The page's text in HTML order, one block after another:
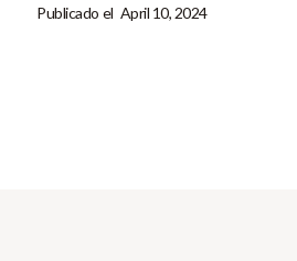
Publicado el April 10, 2024